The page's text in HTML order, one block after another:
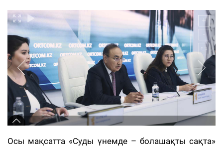
Осы мақсатта «Суды үнемде – болашақты сақта»